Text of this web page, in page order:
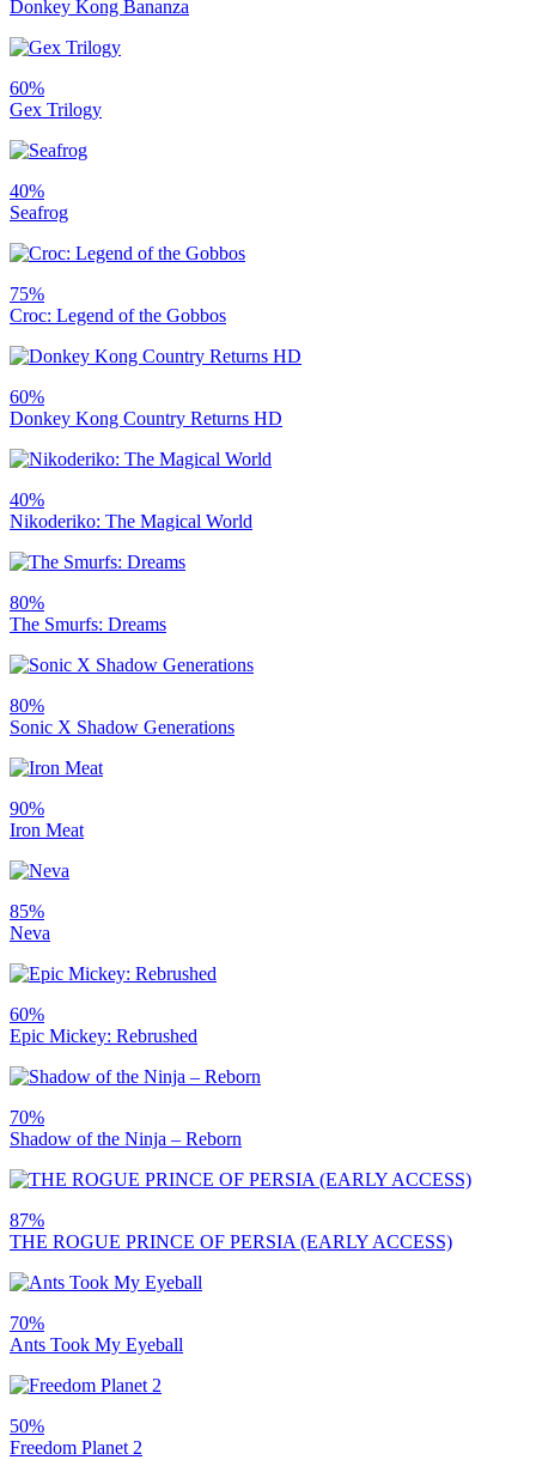
Donkey Kong Bananza
60%
Gex Trilogy
40%
Seafrog
75%
Croc: Legend of the Gobbos
60%
Donkey Kong Country Returns HD
40%
Nikoderiko: The Magical World
80%
The Smurfs: Dreams
80%
Sonic X Shadow Generations
90%
Iron Meat
85%
Neva
60%
Epic Mickey: Rebrushed
70%
Shadow of the Ninja – Reborn
87%
THE ROGUE PRINCE OF PERSIA (EARLY ACCESS)
70%
Ants Took My Eyeball
50%
Freedom Planet 2